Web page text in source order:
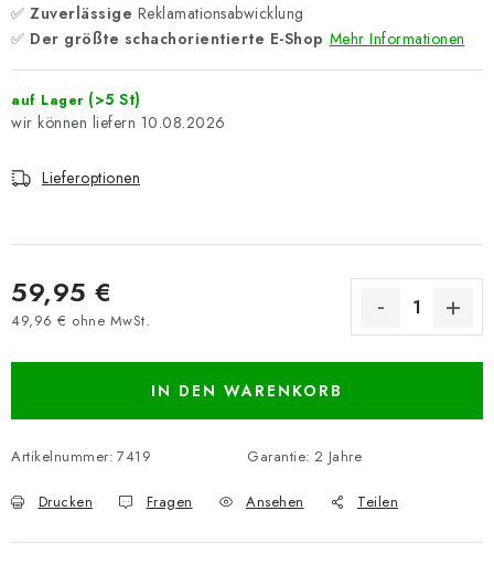
✅ Zuverlässige Reklamationsabwicklung
✅ Der größte schachorientierte E-Shop Mehr Informationen
auf Lager (>5 St)
10.08.2026
Lieferoptionen
59,95 €
49,96 € ohne MwSt.
IN DEN WARENKORB
Artikelnummer: 7419 Garantie: 2 Jahre
Drucken Fragen Ansehen Teilen